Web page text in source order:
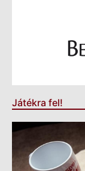
Játékra fel!